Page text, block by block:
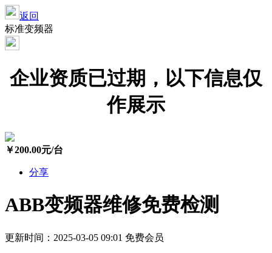
返回
标准变频器
企业资质已过期，以下信息仅
作展示
￥200.00元/台
分享
ABB变频器维修免费检测
更新时间：2025-03-05 09:01 免费会员